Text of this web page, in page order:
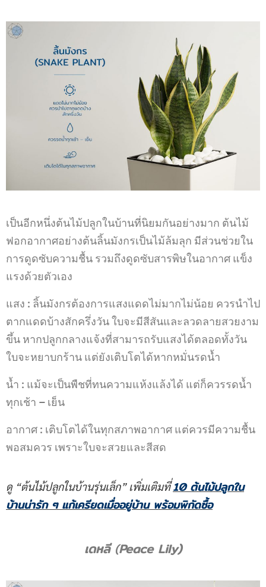
เป็นอีกหนึ่งต้นไม้ปลูกในบ้านที่นิยมกันอย่างมาก ต้นไม้
ฟอกอากาศอย่างต้นลิ้นมังกรเป็นไม้ล้มลุก มีส่วนช่วยใน
การดูดซับความชื้น รวมถึงดูดซับสารพิษในอากาศ แข็ง
แรงด้วยตัวเอง
แสง : ลิ้นมังกรต้องการแสงแดดไม่มากไม่น้อย ควรนำไป
ตากแดดบ้างสักครึ่งวัน ใบจะมีสีสันและลวดลายสวยงาม
ขึ้น หากปลูกกลางแจ้งที่สามารถรับแสงได้ตลอดทั้งวัน
ใบจะหยาบกร้าน แต่ยังเติบโตได้หากหมั่นรดน้ำ
น้ำ : แม้จะเป็นพืชที่ทนความแห้งแล้งได้ แต่ก็ควรรดน้ำ
ทุกเช้า – เย็น
อากาศ : เติบโตได้ในทุกสภาพอากาศ แต่ควรมีความชื้น
พอสมควร เพราะใบจะสวยและสีสด
ดู “ต้นไม้ปลูกในบ้านรุ่นเล็ก” เพิ่มเติมที่10ต้นไม้ปลูกใน
บ้านน่ารัก ๆ แก้เครียดเมื่ออยู่บ้าน พร้อมพิกัดซื้อ
เดหลี(Peace Lily)